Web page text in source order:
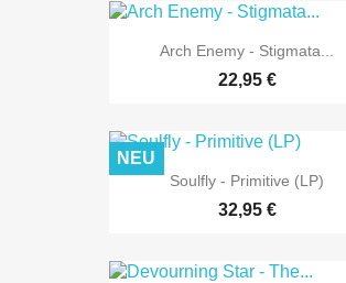
Arch Enemy - Stigmata...
22,95 €
Soulfly - Primitive (LP)
32,95 €
NEU